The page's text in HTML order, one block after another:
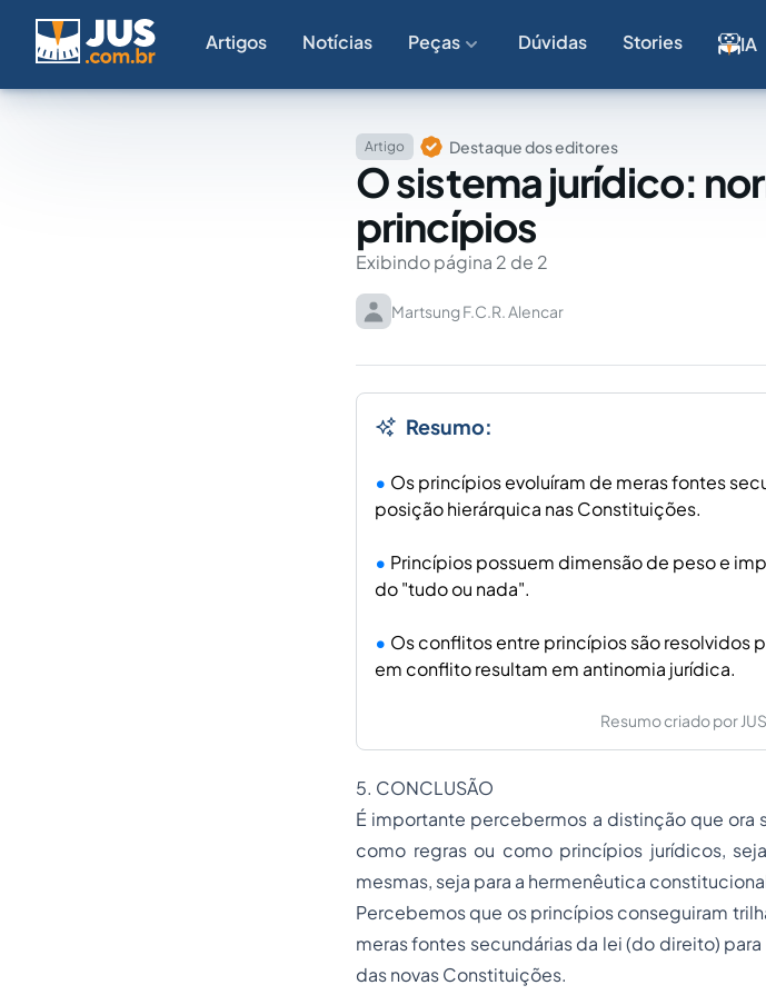
Artigos Notícias Peças Dúvidas Stories IA
Artigo Destaque dos editores
O sistema jurídico:
princípios
Exibindo página 2 de 2
Martsung F.C.R. Alencar
Resumo:
Os princípios evoluíram de meras fontes
posição hierárquica nas Constituições.
Princípios possuem dimensão de peso e
do "tudo ou nada".
Os conflitos entre princípios são resolvidos
em conflito resultam em antinomia jurídica.
Resumo criado por
5. CONCLUSÃO
É importante percebermos a distinção que ora
como regras ou como princípios jurídicos,
mesmas, seja para a hermenêutica
Percebemos que os princípios conseguiram
meras fontes secundárias da lei (do direito)
das novas Constituições.